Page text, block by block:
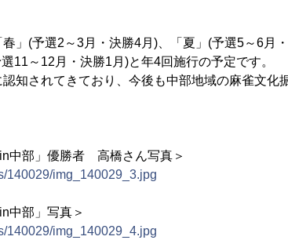
」(予選2～3月・決勝4月)、「夏」(予選5～6月
11～12月・決勝1月)と年4回施行の予定です。
知されてきており、今後も中部地域の麻雀文化
中部」優勝者 高橋さん写真＞
140029/img_140029_3.jpg
中部」写真＞
140029/img_140029_4.jpg